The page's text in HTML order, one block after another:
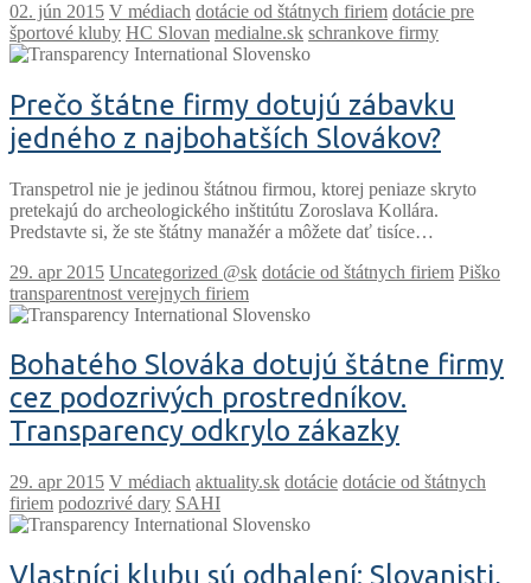
V médiach dotácie od štátnych firiem dotácie pre
športové kluby HC Slovan medialne.sk schrankove firmy
Prečo štátne firmy dotujú zábavku
jedného z najbohatších Slovákov?
Transpetrol nie je jedinou štátnou firmou, ktorej peniaze skryto
pretekajú do archeologického inštitútu Zoroslava Kollára.
Predstavte si, že ste štátny manažér a môžete dať tisíce…
Uncategorized @sk dotácie od štátnych firiem Piško
transparentnost verejnych firiem
Bohatého Slováka dotujú štátne firmy
cez podozrivých prostredníkov.
Transparency odkrylo zákazky
V médiach aktuality.sk dotácie dotácie od štátnych
firiem podozrivé dary SAHI
Vlastníci klubu sú odhalení: Slovanisti,